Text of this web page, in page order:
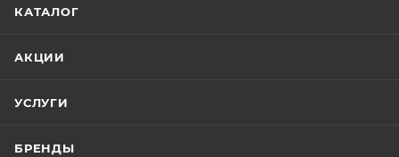
КАТАЛОГ
АКЦИИ
УСЛУГИ
БРЕНДЫ